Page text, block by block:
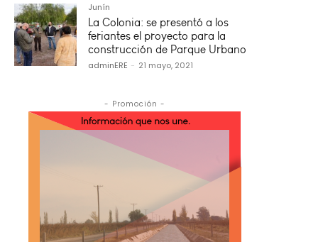
Junín
La Colonia: se presentó a los
feriantes el proyecto para la
construcción de Parque Urbano
adminERE - 21 mayo, 2021
- Promoción -